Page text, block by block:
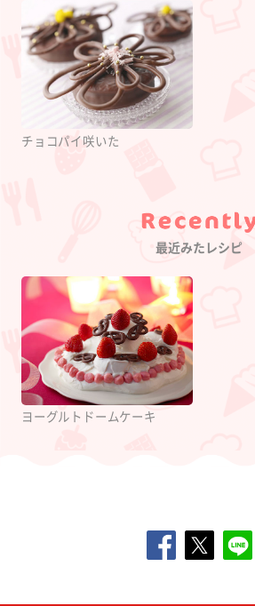
チョコパイ咲いた
Category
最近みたレシピ
ヨーグルトドームケーキ